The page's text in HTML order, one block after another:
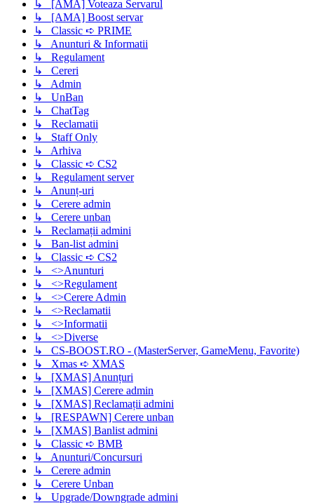
↳ [AMA] Voteaza Servarul
↳ [AMA] Boost servar
↳ Classic ➪ PRIME
↳ Anunturi & Informatii
↳ Regulament
↳ Cereri
↳ Admin
↳ UnBan
↳ ChatTag
↳ Reclamatii
↳ Staff Only
↳ Arhiva
↳ Classic ➪ CS2
↳ Regulament server
↳ Anunț-uri
↳ Cerere admin
↳ Cerere unban
↳ Reclamații admini
↳ Ban-list admini
↳ Classic ➪ CS2
↳ <>Anunturi
↳ <>Regulament
↳ <>Cerere Admin
↳ <>Reclamatii
↳ <>Informatii
↳ <>Diverse
↳ CS-BOOST.RO - (MasterServer, GameMenu, Favorite)
↳ Xmas ➪ XMAS
↳ [XMAS] Anunțuri
↳ [XMAS] Cerere admin
↳ [XMAS] Reclamații admini
↳ [RESPAWN] Cerere unban
↳ [XMAS] Banlist admini
↳ Classic ➪ BMB
↳ Anunturi/Concursuri
↳ Cerere admin
↳ Cerere Unban
↳ Upgrade/Downgrade admini